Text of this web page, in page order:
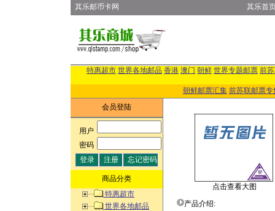
其乐邮币卡网 其乐首
特惠超市 世界各地邮品 香港 澳门 朝鲜 世界专题邮票 前
朝鲜邮票汇集 前苏联邮票专
会员登陆
用户:
密码:
商品分类
特惠超市
世界各地邮品
点击查看大图
产品介绍: